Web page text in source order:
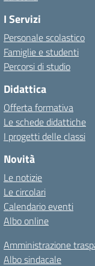
I Servizi
Personale scolastico
Famiglie e studenti
Percorsi di studio
Didattica
Offerta formativa
Le schede didattiche
I progetti delle classi
Novità
Le notizie
Le circolari
Calendario eventi
Albo online
Amministrazione
Albo sindacale